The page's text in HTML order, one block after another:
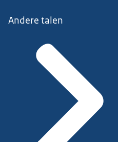
Andere talen